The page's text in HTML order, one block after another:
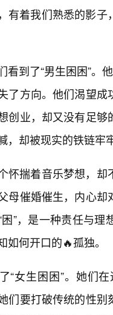
有着我们熟悉的影
看到了“男生困困”。
了方向。他们渴望
创业，却又没有足
，却被现实的铁链牢
怀揣着音乐梦想，
母催婚催生，内心
”，是一种责任与
如何开口的🔥孤独。
“女生困困”。她们
们要打破传统的性别